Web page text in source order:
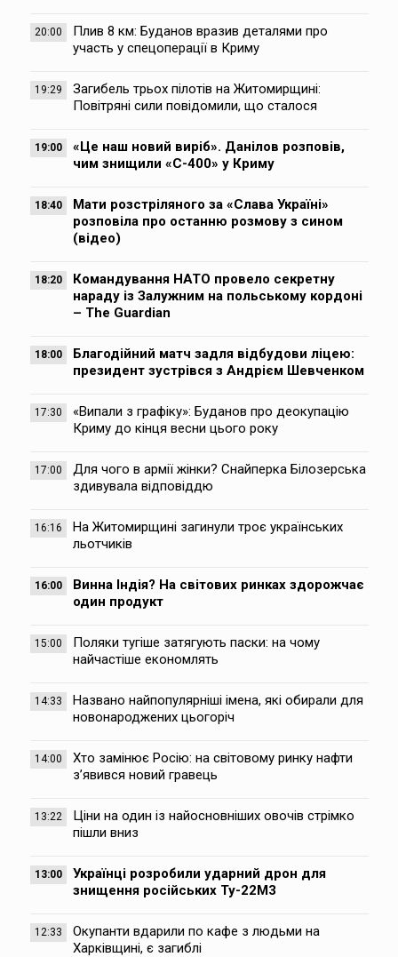
20:00
Плив 8 км: Буданов вразив деталями про
участь у спецоперації в Криму
19:29
Загибель трьох пілотів на Житомирщині:
Повітряні сили повідомили, що сталося
19:00
«Це наш новий виріб». Данілов розповів,
чим знищили «С-400» у Криму
18:40
Мати розстріляного за «Слава Україні»
розповіла про останню розмову з сином
(відео)
18:20
Командування НАТО провело секретну
нараду із Залужним на польському кордоні
– The Guardian
18:00
Благодійний матч задля відбудови ліцею:
президент зустрівся з Андрієм Шевченком
17:30
«Випали з графіку»: Буданов про деокупацію
Криму до кінця весни цього року
17:00
Для чого в армії жінки? Снайперка Білозерська
здивувала відповіддю
16:16
На Житомирщині загинули троє українських
льотчиків
16:00
Винна Індія? На світових ринках здорожчає
один продукт
15:00
Поляки тугіше затягують паски: на чому
найчастіше економлять
14:33
Названо найпопулярніші імена, які обирали для
новонароджених цьогоріч
14:00
Хто замінює Росію: на світовому ринку нафти
з’явився новий гравець
13:22
Ціни на один із найосновніших овочів стрімко
пішли вниз
13:00
Українці розробили ударний дрон для
знищення російських Ту-22М3
12:33
Окупанти вдарили по кафе з людьми на
Харківщині, є загиблі